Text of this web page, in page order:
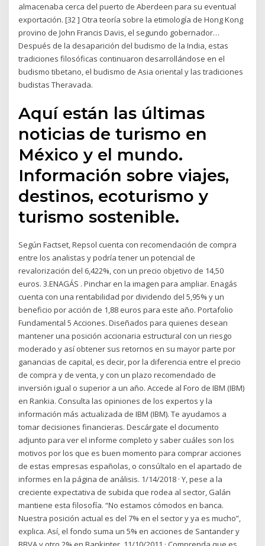
almacenaba cerca del puerto de Aberdeen para su eventual
exportación. [32 ] Otra teoría sobre la etimología de Hong Kong
provino de John Francis Davis, el segundo gobernador…
Después de la desaparición del budismo de la India, estas
tradiciones filosóficas continuaron desarrollándose en el
budismo tibetano, el budismo de Asia oriental y las tradiciones
budistas Theravada.
Aquí están las últimas
noticias de turismo en
México y el mundo.
Información sobre viajes,
destinos, ecoturismo y
turismo sostenible.
Según Factset, Repsol cuenta con recomendación de compra
entre los analistas y podría tener un potencial de
revalorización del 6,422%, con un precio objetivo de 14,50
euros. 3.ENAGÁS . Pinchar en la imagen para ampliar. Enagás
cuenta con una rentabilidad por dividendo del 5,95% y un
beneficio por acción de 1,88 euros para este año. Portafolio
Fundamental 5 Acciones. Diseñados para quienes desean
mantener una posición accionaria estructural con un riesgo
moderado y así obtener sus retornos en su mayor parte por
ganancias de capital, es decir, por la diferencia entre el precio
de compra y de venta, y con un plazo recomendado de
inversión igual o superior a un año. Accede al Foro de IBM (IBM)
en Rankia. Consulta las opiniones de los expertos y la
información más actualizada de IBM (IBM). Te ayudamos a
tomar decisiones financieras. Descárgate el documento
adjunto para ver el informe completo y saber cuáles son los
motivos por los que es buen momento para comprar acciones
de estas empresas españolas, o consúltalo en el apartado de
informes en la página de análisis. 1/14/2018 · Y, pese a la
creciente expectativa de subida que rodea al sector, Galán
mantiene esta filosofía. “No estamos cómodos en banca.
Nuestra posición actual es del 7% en el sector y ya es mucho”,
explica. Así, el fondo suma un 5% en acciones de Santander y